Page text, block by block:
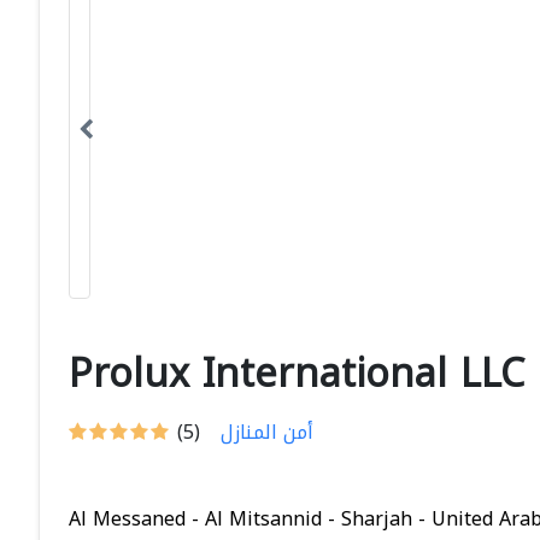
Prolux International LLC
(5) أمن المنازل
Al Messaned - Al Mitsannid - Sharjah - United